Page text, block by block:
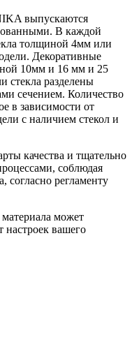
выпускаются
В каждой
толщиной 4мм или
Декоративные
10мм и 16 мм и 25
разделены
сечением. Количество
в зависимости от
с наличием стекол и
качества и тщательно
соблюдая
согласно регламенту
может
настроек вашего